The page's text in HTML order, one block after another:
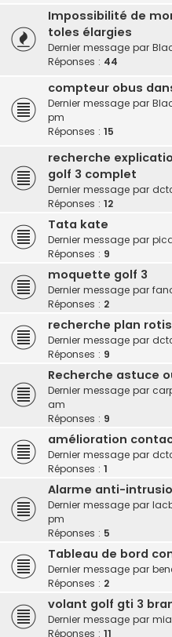
Impossibilité de
toles élargies
Dernier message par
Réponses : 44
compteur obus
Dernier message par
pm
Réponses : 15
recherche
golf 3 complet
Dernier message par
Réponses : 12
Tata kate
Dernier message par
Réponses : 9
moquette golf 3
Dernier message par
Réponses : 2
recherche plan
Dernier message par
Réponses : 9
Recherche astuce
Dernier message par
am
Réponses : 9
amélioration
Dernier message par
Réponses : 1
Alarme anti-
Dernier message par
pm
Réponses : 5
Tableau de bord
Dernier message par
Réponses : 2
volant golf gti 3
Dernier message par
Réponses : 11